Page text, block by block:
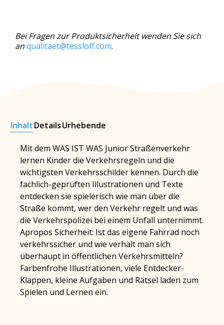
Bei Fragen zur Produktsicherheit wenden Sie sich
anqualitaet@tessloff.com.
InhaltDetailsUrhebende
Mit dem WAS IST WAS Junior Straßenverkehr
lernen Kinder die Verkehrsregeln und die
wichtigsten Verkehrsschilder kennen. Durch die
fachlich-geprüften Illustrationen und Texte
entdecken sie spielerisch wie man über die
Straße kommt, wer den Verkehr regelt und was
die Verkehrspolizei bei einem Unfall unternimmt.
Apropos Sicherheit: Ist das eigene Fahrrad noch
verkehrssicher und wie verhält man sich
überhaupt in öffentlichen Verkehrsmitteln?
Farbenfrohe Illustrationen, viele Entdecker-
Klappen, kleine Aufgaben und Rätsel laden zum
Spielen und Lernen ein.